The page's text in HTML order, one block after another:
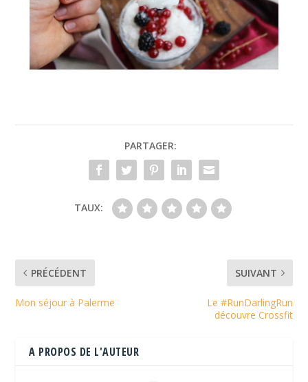
PARTAGER:
TAUX:
PRÉCÉDENT
Mon séjour à Palerme
SUIVANT
Le #RunDarlingRun
découvre Crossfit
A PROPOS DE L'AUTEUR